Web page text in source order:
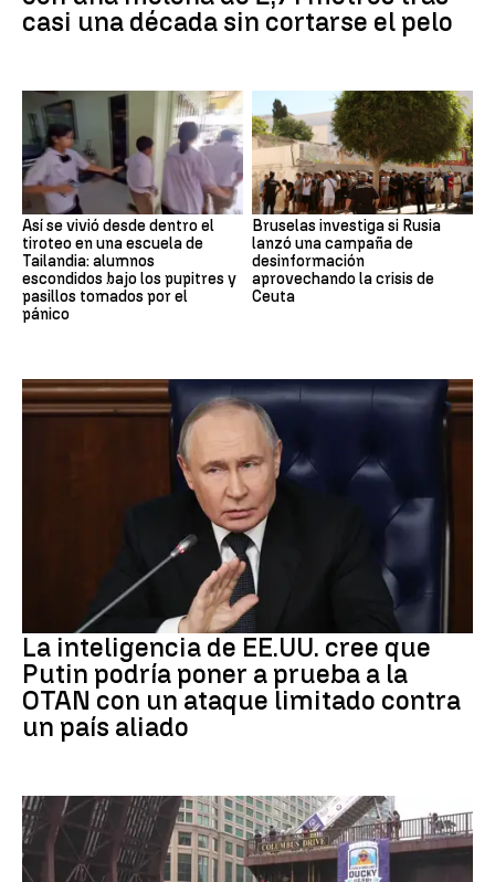
casi una década sin cortarse el pelo
Así se vivió desde dentro el
tiroteo en una escuela de
Tailandia: alumnos
escondidos bajo los pupitres y
pasillos tomados por el
pánico
Bruselas investiga si Rusia
lanzó una campaña de
desinformación
aprovechando la crisis de
Ceuta
La inteligencia de EE.UU. cree que
Putin podría poner a prueba a la
OTAN con un ataque limitado contra
un país aliado